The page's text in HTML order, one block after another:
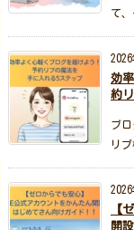
て
効
約
ブ
リ
【
開